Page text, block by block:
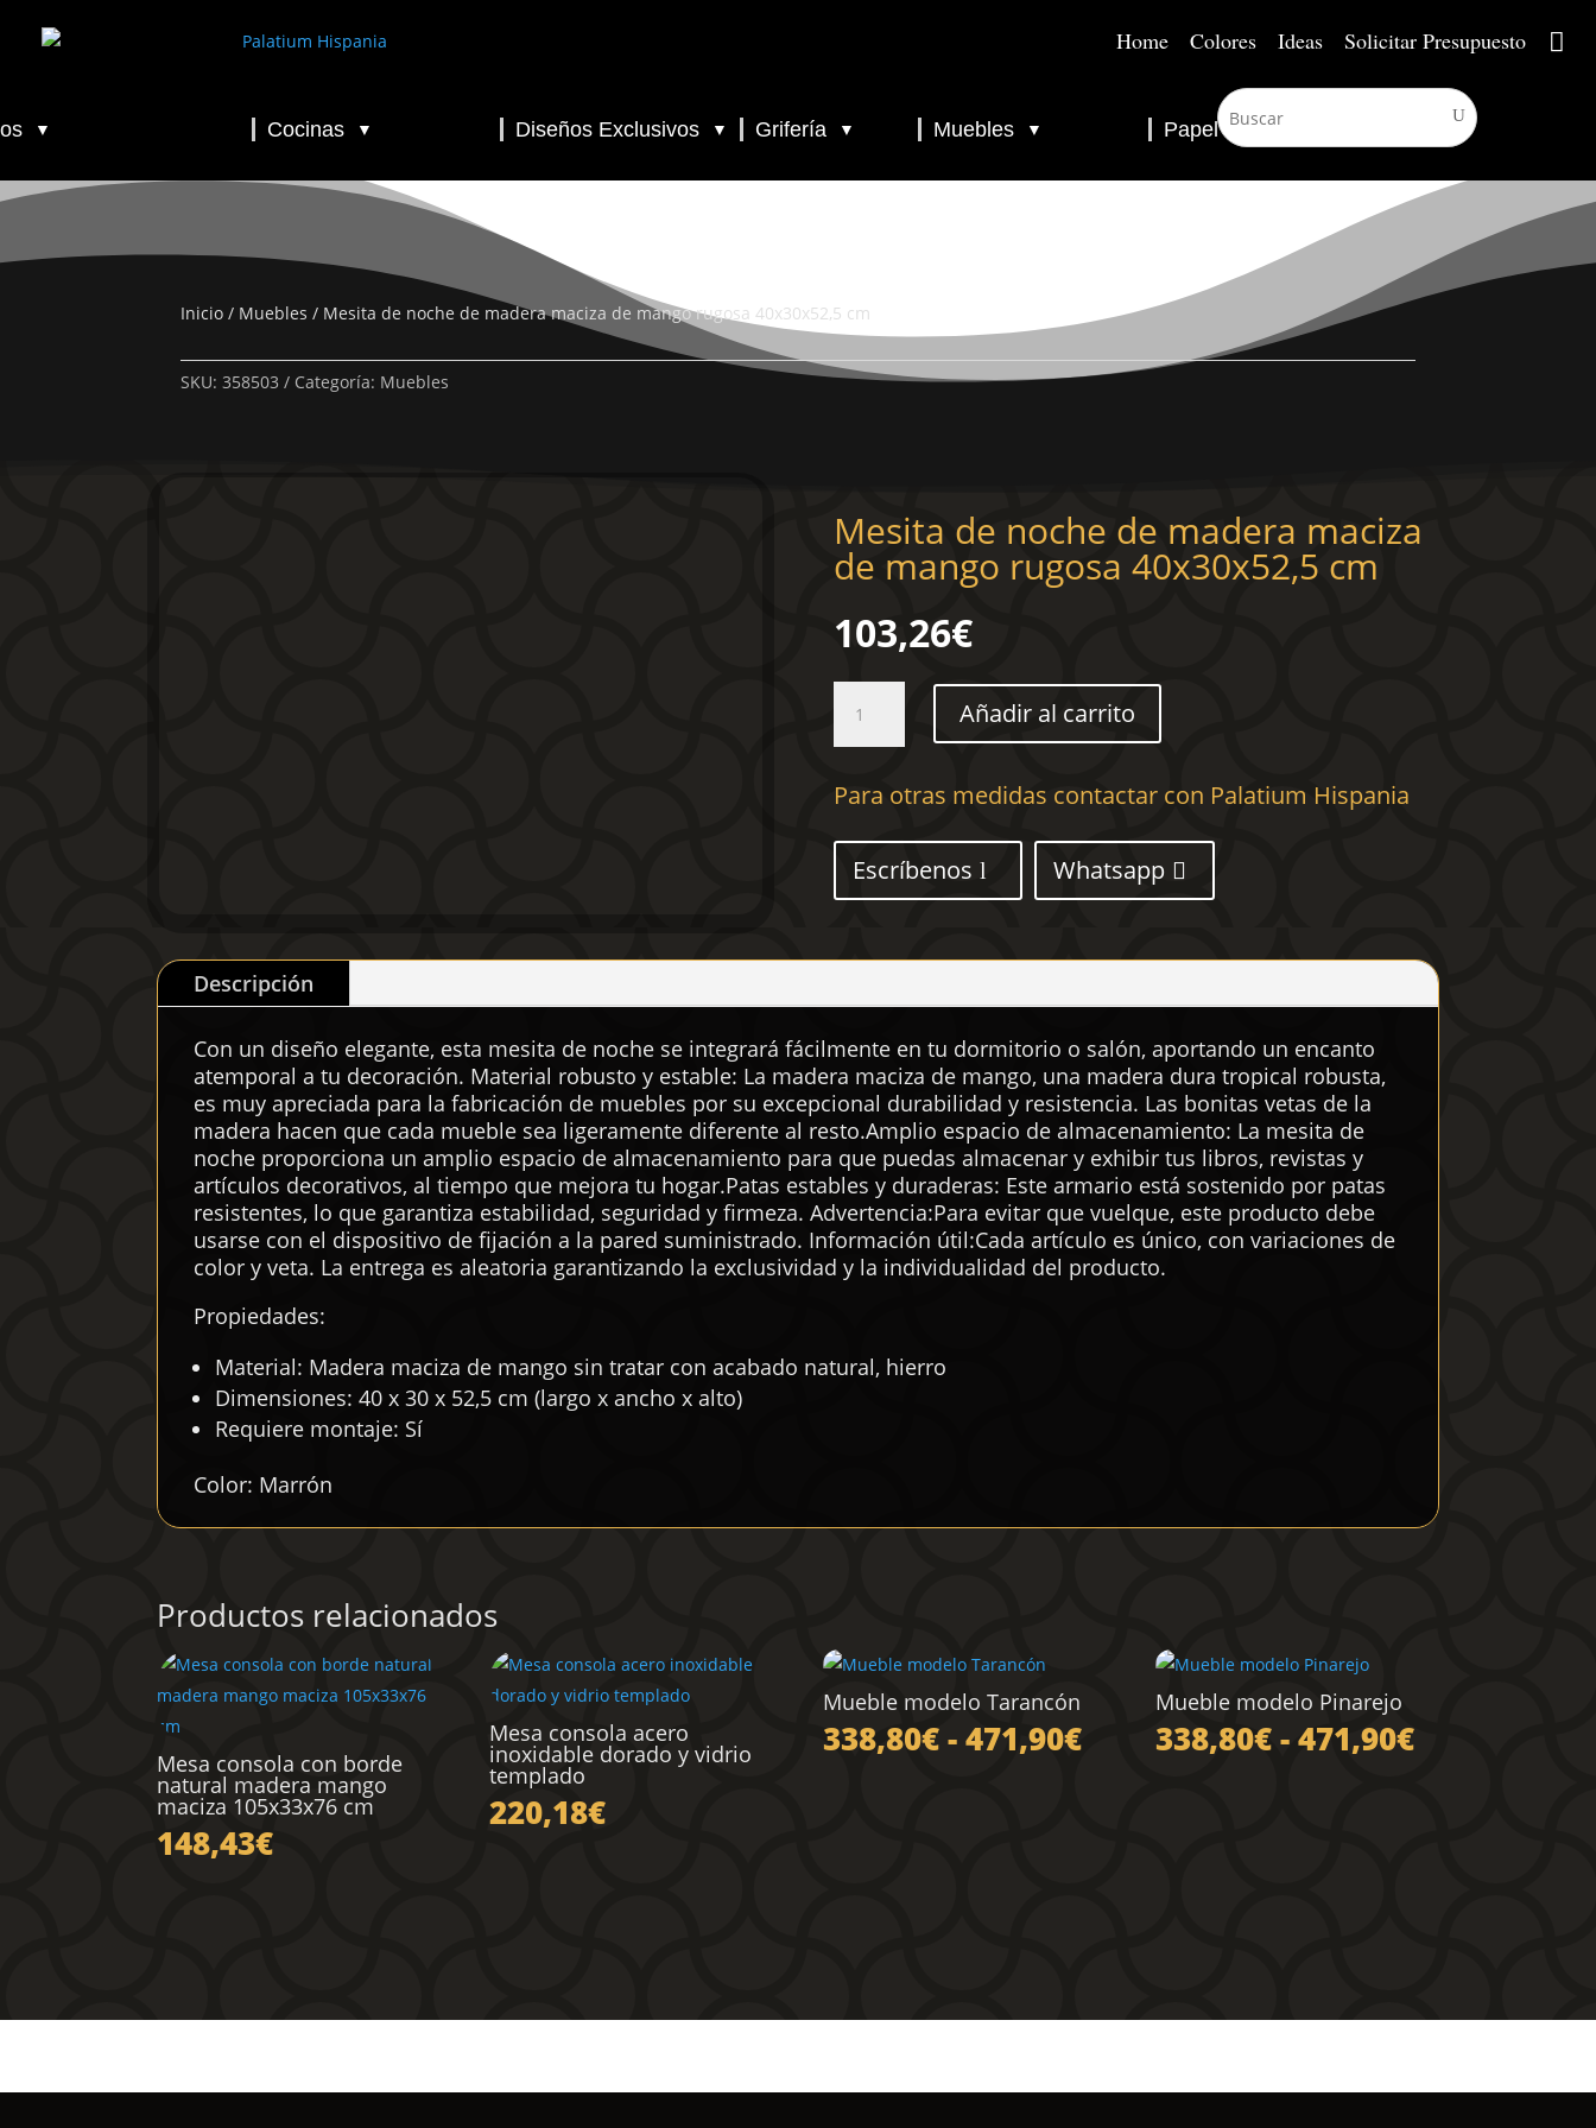
Home Colores Ideas Solicitar Presupuesto
▼ Cocinas ▼ Diseños Exclusivos ▼ Grifería ▼ Muebles ▼ Papel Pintado
Inicio / Muebles / Mesita de noche de madera maciza de mango rugosa 40x30x52,5 cm
SKU: 358503 Categoría: Muebles
Mesita de noche de madera maciza
de mango rugosa 40x30x52,5 cm
103,26€
noche
madera
mango
cm
Añadir al carrito
Para otras medidas contactar con Palatium Hispania
Escríbenos Whatsapp
Descripción
Con un diseño elegante, esta mesita de noche se integrará fácilmente en tu dormitorio o salón, aportando un encanto
atemporal a tu decoración. Material robusto y estable: La madera maciza de mango, una madera dura tropical robusta,
es muy apreciada para la fabricación de muebles por su excepcional durabilidad y resistencia. Las bonitas vetas de la
madera hacen que cada mueble sea ligeramente diferente al resto.Amplio espacio de almacenamiento: La mesita de
noche proporciona un amplio espacio de almacenamiento para que puedas almacenar y exhibir tus libros, revistas y
artículos decorativos, al tiempo que mejora tu hogar.Patas estables y duraderas: Este armario está sostenido por patas
resistentes, lo que garantiza estabilidad, seguridad y firmeza. Advertencia:Para evitar que vuelque, este producto debe
usarse con el dispositivo de fijación a la pared suministrado. Información útil:Cada artículo es único, con variaciones de
color y veta. La entrega es aleatoria garantizando la exclusividad y la individualidad del producto.
Propiedades:
Material: Madera maciza de mango sin tratar con acabado natural, hierro
Dimensiones: 40 x 30 x 52,5 cm (largo x ancho x alto)
Requiere montaje: Sí
Color: Marrón
Productos relacionados
Mesa consola con borde
natural madera mango
maciza 105x33x76 cm
148,43€
Mesa consola acero
inoxidable dorado y vidrio
templado
220,18€
Mueble modelo Tarancón
338,80€ - 471,90€Rango
Mueble modelo Pinarejo
338,80€ - 471,90€Rango